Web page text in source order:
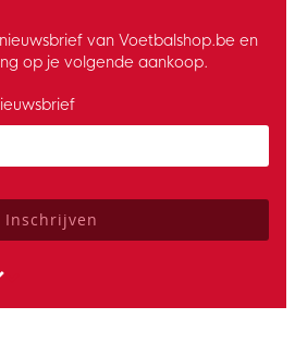
van Voetbalshop.be en
op je volgende aankoop.
the privacy policy to subscribe to
Inschrijven